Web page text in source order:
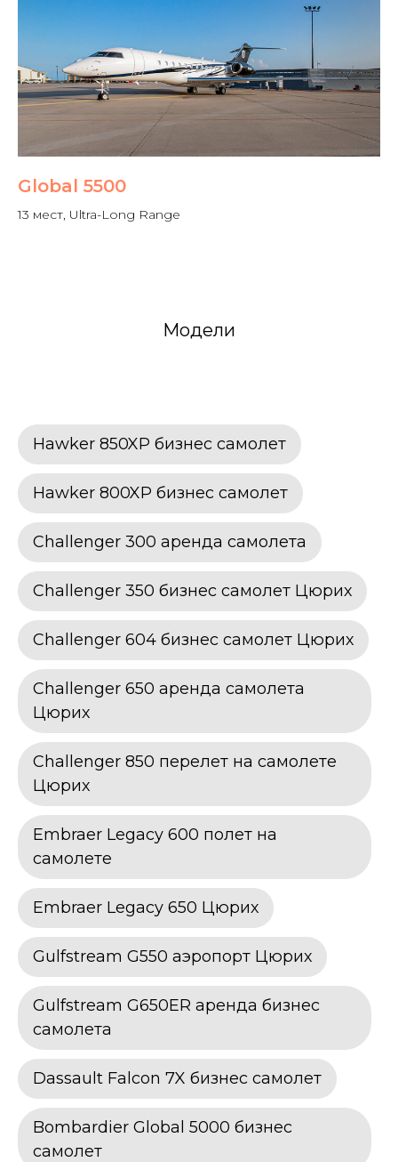
Global 5500
13 мест, Ultra-Long Range
Модели
Hawker 850XP бизнес самолет
Hawker 800XP бизнес самолет
Challenger 300 аренда самолета
Challenger 350 бизнес самолет Цюрих
Challenger 604 бизнес самолет Цюрих
Challenger 650 аренда самолета
Цюрих
Challenger 850 перелет на самолете
Цюрих
Embraer Legacy 600 полет на
самолете
Embraer Legacy 650 Цюрих
Gulfstream G550 аэропорт Цюрих
Gulfstream G650ER аренда бизнес
самолета
Dassault Falcon 7X бизнес самолет
Bombardier Global 5000 бизнес
самолет